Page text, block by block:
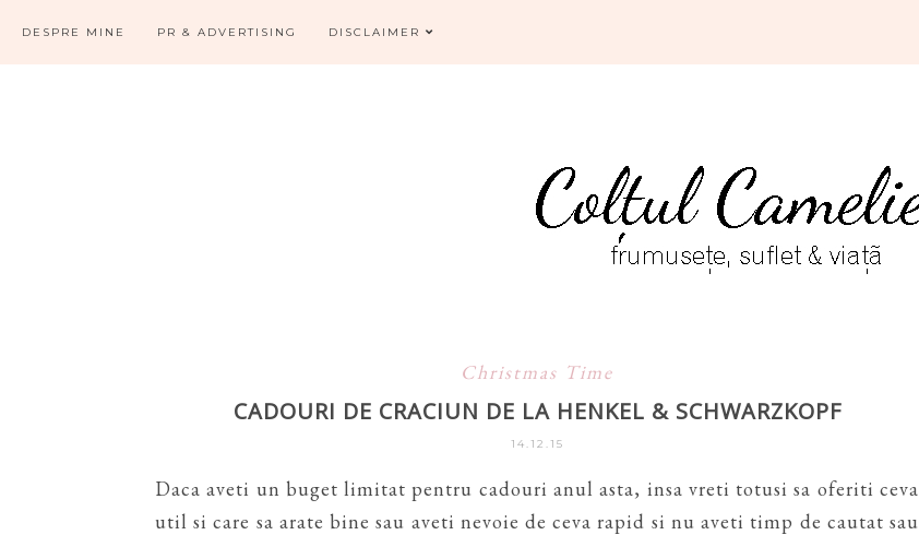
DESPRE MINE PR & ADVERTISING DISCLAIMER
Christmas Time
CADOURI DE CRACIUN DE LA HENKEL & SCHWARZKOPF
14.12.15
Daca aveti un buget limitat pentru cadouri anul asta, insa vreti totusi sa oferiti ceva
util si care sa arate bine sau aveti nevoie de ceva rapid si nu aveti timp de cautat sau